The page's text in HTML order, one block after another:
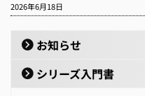
2026年6月18日
お知らせ
シリーズ入門書